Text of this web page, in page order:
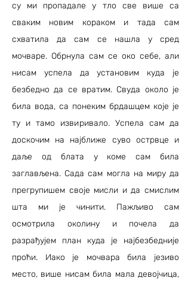
су ми пропадале у тло све више са
сваким новим кораком и тада сам
схватила да сам се нашла у сред
мочваре. Обрнула сам се око себе, али
нисам успела да установим куда је
безбедно да се вратим. Свуда около је
била вода, са понеким брдашцем које је
ту и тамо извиривало. Успела сам да
доскочим на најближе суво острвце и
даље од блата у коме сам била
заглављена. Сада сам могла на миру да
прегрупишем своје мисли и да смислим
шта ми је чинити. Пажљиво сам
осмотрила околину и почела да
разрађујем план куда је најбезбедније
проћи. Иако је мочвара била језиво
место, више нисам била мала девојчица,